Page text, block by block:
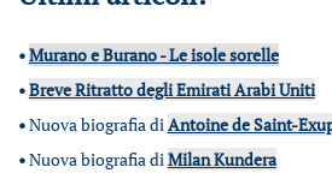
•Murano e Burano - Le isole sorelle
•Breve Ritratto degli Emirati Arabi Uniti
•Nuova biografia diAntoine de Saint-
•Nuova biografia diMilan Kundera